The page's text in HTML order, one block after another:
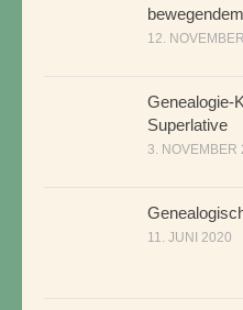
12.
Genealogie-
Superlative
3. NOVEMBER
11. JUNI 2020